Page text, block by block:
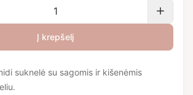
Į krepšelį
suknelė su sagomis ir kišenėmis